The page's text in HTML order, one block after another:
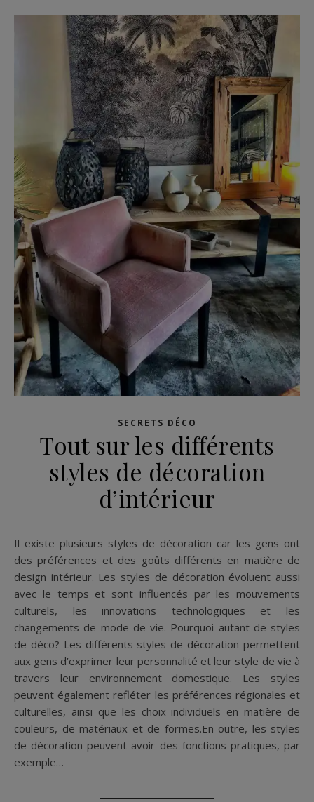
SECRETS DÉCO
Tout sur les différents
styles de décoration
d’intérieur
Il existe plusieurs styles de décoration car les gens ont
des préférences et des goûts différents en matière de
design intérieur. Les styles de décoration évoluent aussi
avec le temps et sont influencés par les mouvements
culturels, les innovations technologiques et les
changements de mode de vie. Pourquoi autant de styles
de déco? Les différents styles de décoration permettent
aux gens d’exprimer leur personnalité et leur style de vie à
travers leur environnement domestique. Les styles
peuvent également refléter les préférences régionales et
culturelles, ainsi que les choix individuels en matière de
couleurs, de matériaux et de formes.En outre, les styles
de décoration peuvent avoir des fonctions pratiques, par
exemple…